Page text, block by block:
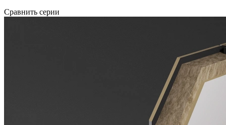
Сравнить серии